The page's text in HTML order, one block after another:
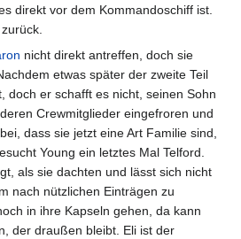
direkt vor dem Kommandoschiff ist.
nicht direkt antreffen, doch sie
etwas später der zweite Teil
doch er schafft es nicht, seinen Sohn
Crewmitglieder eingefroren und
dass sie jetzt eine Art Familie sind,
Young ein letztes Mal Telford.
als sie dachten und lässt sich nicht
nach nützlichen Einträgen zu
in ihre Kapseln gehen, da kann
der draußen bleibt. Eli ist der